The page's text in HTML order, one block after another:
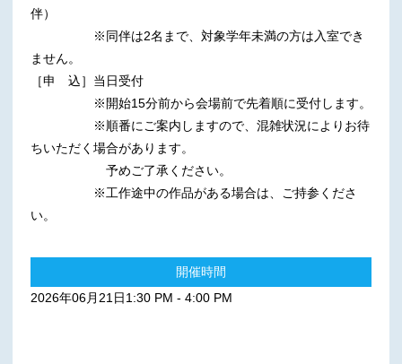
伴）
※同伴は2名まで、対象学年未満の方は入室でき
ません。
［申 込］ 当日受付
※開始15分前から会場前で先着順に受付します。
※順番にご案内しますので、混雑状況によりお待
ちいただく場合があります。
予めご了承ください。
※工作途中の作品がある場合は、ご持参くださ
い。
開催時間
2026年06月21日1:30 PM - 4:00 PM